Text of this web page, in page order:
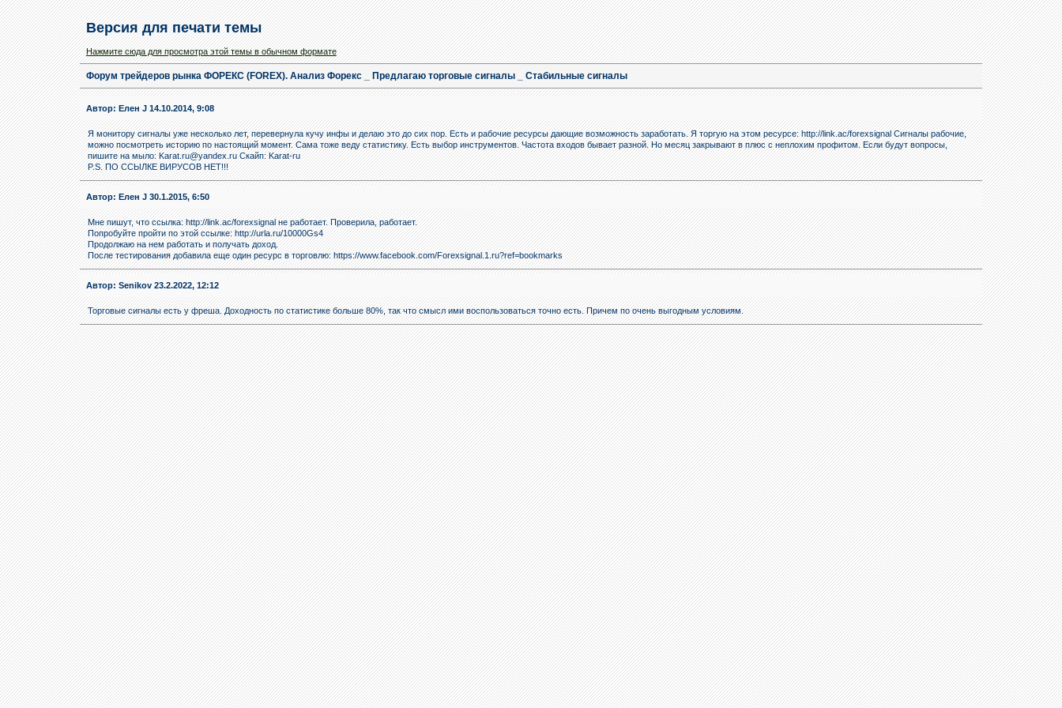
Версия для печати темы
Нажмите сюда для просмотра этой темы в обычном формате
Форум трейдеров рынка ФОРЕКС (FOREX). Анализ Форекс _ Предлагаю торговые сигналы _ Стабильные сигналы
Автор: Елен J 14.10.2014, 9:08
Я монитору сигналы уже несколько лет, перевернула кучу инфы и делаю это до сих пор. Есть и рабочие ресурсы дающие возможность заработать. Я торгую на этом ресурсе: http://link.ac/forexsignal Сигналы рабочие,
можно посмотреть историю по настоящий момент. Сама тоже веду статистику. Есть выбор инструментов. Частота входов бывает разной. Но месяц закрывают в плюс с неплохим профитом. Если будут вопросы,
пишите на мыло: Karat.ru@yandex.ru Скайп: Karat-ru
P.S. ПО ССЫЛКЕ ВИРУСОВ НЕТ!!!
Автор: Елен J 30.1.2015, 6:50
Мне пишут, что ссылка: http://link.ac/forexsignal не работает. Проверила, работает.
Попробуйте пройти по этой ссылке: http://urla.ru/10000Gs4
Продолжаю на нем работать и получать доход.
После тестирования добавила еще один ресурс в торговлю: https://www.facebook.com/Forexsignal.1.ru?ref=bookmarks
Автор: Senikov 23.2.2022, 12:12
Торговые сигналы есть у фреша. Доходность по статистике больше 80%, так что смысл ими воспользоваться точно есть. Причем по очень выгодным условиям.